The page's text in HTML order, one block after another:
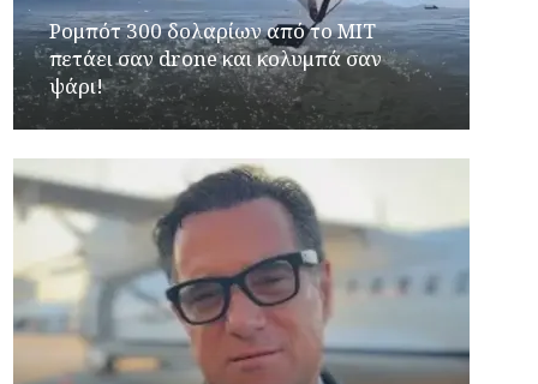
Ρομπότ 300 δολαρίων από το MIT
πετάει σαν drone και κολυμπά σαν
ψάρι!